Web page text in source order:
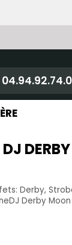
Derby,
Derby